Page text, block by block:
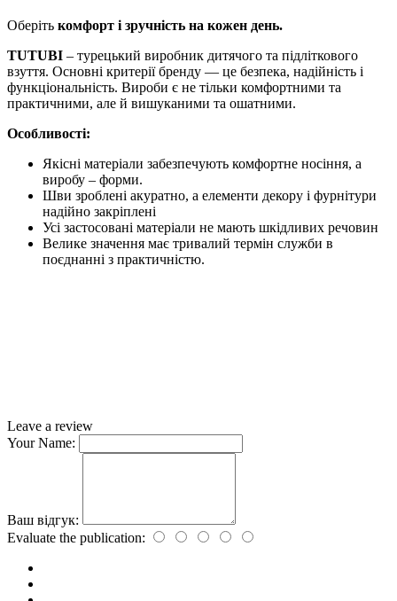
Оберіть комфорт і зручність на кожен день.
TUTUBI – турецький виробник дитячого та підліткового
взуття. Основні критерії бренду — це безпека, надійність і
функціональність. Вироби є не тільки комфортними та
практичними, але й вишуканими та ошатними.
Особливості:
Якісні матеріали забезпечують комфортне носіння, а
виробу – форми.
Шви зроблені акуратно, а елементи декору і фурнітури
надійно закріплені
Усі застосовані матеріали не мають шкідливих речовин
Велике значення має тривалий термін служби в
поєднанні з практичністю.
Leave a review
Your Name:
Ваш відгук:
Evaluate the publication: